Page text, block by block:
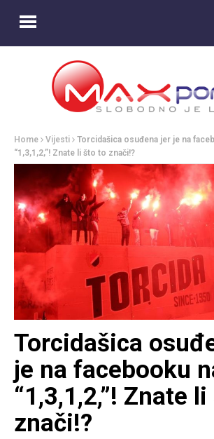
Home Vijesti
Torcidašica osuđena jer je na
“1,3,1,2,”! Znate li što to znači!?
Torcidašica
je na facebooku
“1,3,1,2,”! Znate
znači!?